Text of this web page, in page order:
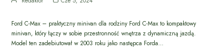
Ford C-Max – praktyczny minivan dla rodziny Ford C-Max to kompaktowy
minivan, który łączy w sobie przestronność wnętrza z dynamiczną jazdą.
Model ten zadebiutował w 2003 roku jako następca Forda…